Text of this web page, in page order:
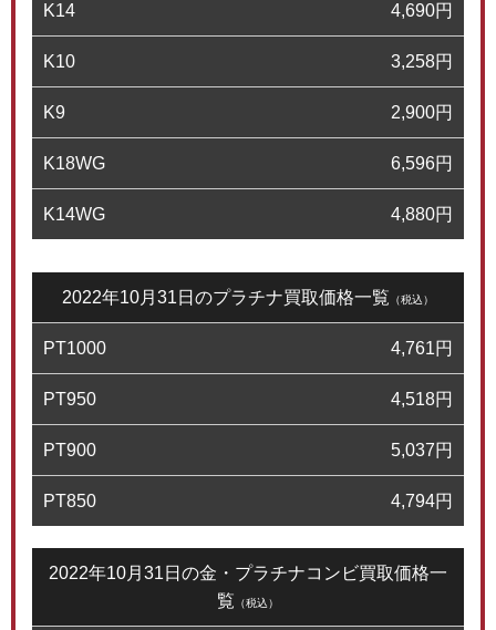
K14 4,690円
K10 3,258円
K9 2,900円
K18WG 6,596円
K14WG 4,880円
2022年10月31日のプラチナ買取価格一覧 （税込）
PT1000 4,761円
PT950 4,518円
PT900 5,037円
PT850 4,794円
2022年10月31日の金・プラチナコンビ買取価格一
覧 （税込）